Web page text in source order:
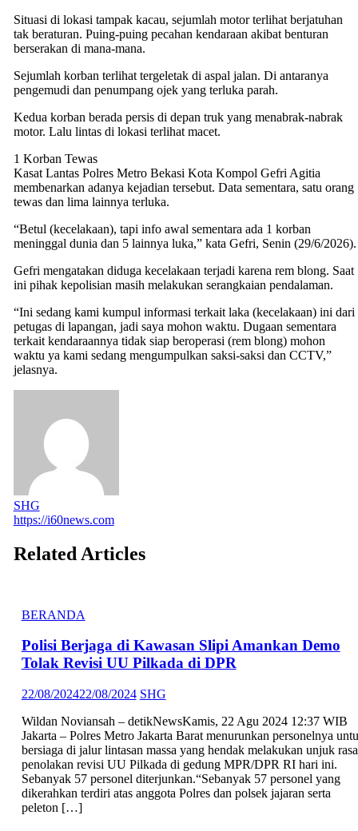
Situasi di lokasi tampak kacau, sejumlah motor terlihat berjatuhan
tak beraturan. Puing-puing pecahan kendaraan akibat benturan
berserakan di mana-mana.
Sejumlah korban terlihat tergeletak di aspal jalan. Di antaranya
pengemudi dan penumpang ojek yang terluka parah.
Kedua korban berada persis di depan truk yang menabrak-nabrak
motor. Lalu lintas di lokasi terlihat macet.
1 Korban Tewas
Kasat Lantas Polres Metro Bekasi Kota Kompol Gefri Agitia
membenarkan adanya kejadian tersebut. Data sementara, satu orang
tewas dan lima lainnya terluka.
“Betul (kecelakaan), tapi info awal sementara ada 1 korban
meninggal dunia dan 5 lainnya luka,” kata Gefri, Senin (29/6/2026).
Gefri mengatakan diduga kecelakaan terjadi karena rem blong. Saat
ini pihak kepolisian masih melakukan serangkaian pendalaman.
“Ini sedang kami kumpul informasi terkait laka (kecelakaan) ini dari
petugas di lapangan, jadi saya mohon waktu. Dugaan sementara
terkait kendaraannya tidak siap beroperasi (rem blong) mohon
waktu ya kami sedang mengumpulkan saksi-saksi dan CCTV,”
jelasnya.
SHG
https://i60news.com
Related Articles
BERANDA
Polisi Berjaga di Kawasan Slipi Amankan Demo
Tolak Revisi UU Pilkada di DPR
Posted
22/08/202422/08/2024 Author
SHG
Wildan Noviansah – detikNewsKamis, 22 Agu 2024 12:37 WIB
Jakarta – Polres Metro Jakarta Barat menurunkan personelnya
bersiaga di jalur lintasan massa yang hendak melakukan unjuk rasa
penolakan revisi UU Pilkada di gedung MPR/DPR RI hari ini.
Sebanyak 57 personel diterjunkan.“Sebanyak 57 personel yang
dikerahkan terdiri atas anggota Polres dan polsek jajaran serta
peleton […]